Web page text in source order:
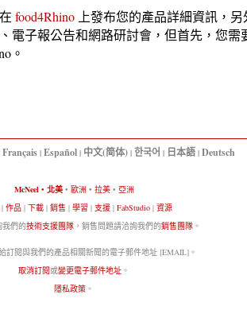
food4Rhino 上發布您的產品詳細資訊，
電子報公告和網路研討會，但首先，您需
。
Français| Español| 中文(简体)| 한국어 | 日本語| Deutsch
McNeel• 北美• 歐洲• 拉美• 亞洲
| 作品 | 下載 | 銷售 | 學習 | 支援 | FabStudio | 資源
我們的技術支援團隊 ，銷售問題請洽詢我們的銷售團隊 。
訂閱與我們的產品相關新聞的電子郵件地址 [EMAIL]。
取消訂閱或變更電子郵件地址 。
隱私政策 。